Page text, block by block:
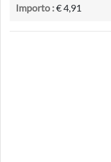
Importo :€ 4,91